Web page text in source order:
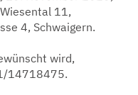
11,
4, Schwaigern.
wird,
14718475.